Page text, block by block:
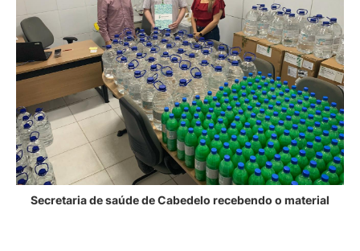
Secretaria de saúde de Cabedelo recebendo o material